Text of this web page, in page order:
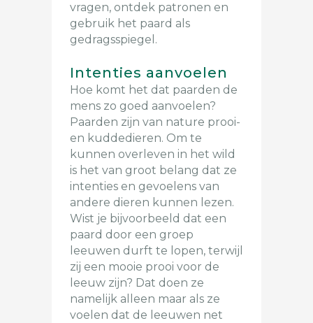
vragen, ontdek patronen en
gebruik het paard als
gedragsspiegel.
Intenties aanvoelen
Hoe komt het dat paarden de
mens zo goed aanvoelen?
Paarden zijn van nature prooi-
en kuddedieren. Om te
kunnen overleven in het wild
is het van groot belang dat ze
intenties en gevoelens van
andere dieren kunnen lezen.
Wist je bijvoorbeeld dat een
paard door een groep
leeuwen durft te lopen, terwijl
zij een mooie prooi voor de
leeuw zijn? Dat doen ze
namelijk alleen maar als ze
voelen dat de leeuwen net